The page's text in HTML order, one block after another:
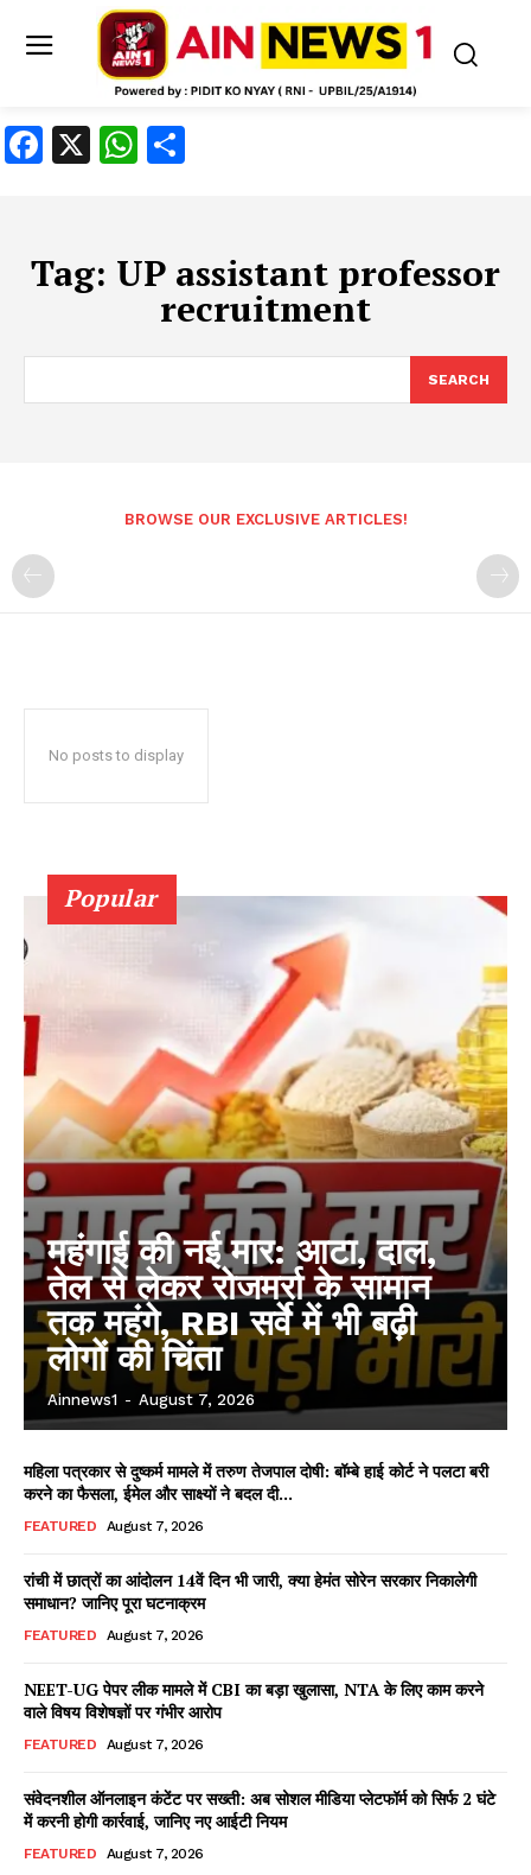
Facebook
X WhatsApp
Share
Read Latest News on AIN
NEWS 1 App
Facebook
X WhatsApp
Tag: UP assistant professor
recruitment
SEARCH
BROWSE OUR EXCLUSIVE ARTICLES!
No posts to display
Popular
महंगाई की नई मार: आटा, दाल,
तेल से लेकर रोजमर्रा के सामान
तक महंगे, RBI सर्वे में भी बढ़ी
लोगों की चिंता
Ainnews1 - August 7, 2026
महिला पत्रकार से दुष्कर्म मामले में तरुण तेजपाल दोषी: बॉम्बे हाई कोर्ट ने पलटा बरी
करने का फैसला, ईमेल और साक्ष्यों ने बदल दी...
FEATURED August 7, 2026
रांची में छात्रों का आंदोलन 14वें दिन भी जारी, क्या हेमंत सोरेन सरकार निकालेगी
समाधान? जानिए पूरा घटनाक्रम
FEATURED August 7, 2026
NEET-UG पेपर लीक मामले में CBI का बड़ा खुलासा, NTA के लिए काम करने
वाले विषय विशेषज्ञों पर गंभीर आरोप
FEATURED August 7, 2026
संवेदनशील ऑनलाइन कंटेंट पर सख्ती: अब सोशल मीडिया प्लेटफॉर्म को सिर्फ 2 घंटे
में करनी होगी कार्रवाई, जानिए नए आईटी नियम
FEATURED August 7, 2026